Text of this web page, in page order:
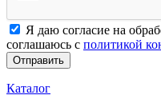
Я даю согласие на
соглашаюсь с политикой
Каталог